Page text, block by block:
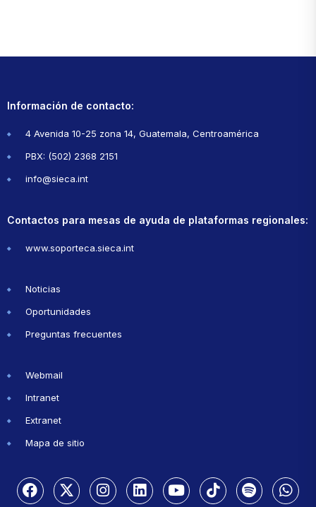
Información de contacto:
4 Avenida 10-25 zona 14, Guatemala, Centroamérica
PBX: (502) 2368 2151
info@sieca.int
Contactos para mesas de ayuda de plataformas regionales:
www.soporteca.sieca.int
Noticias
Oportunidades
Preguntas frecuentes
Webmail
Intranet
Extranet
Mapa de sitio